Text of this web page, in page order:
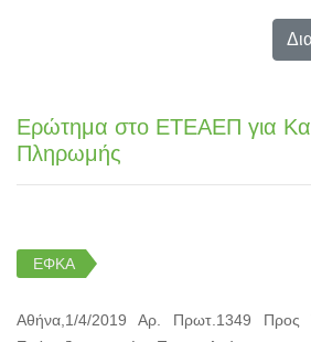
Ερώτημα στο ΕΤΕΑΕΠ για
Πληρωμής
ΕΦΚΑ
Αθήνα,1/4/2019 Αρ. Πρωτ.1349